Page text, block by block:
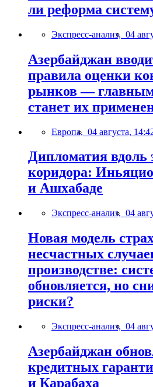
ли реформа
Экспресс-анализ, 04
Азербайджан
правила оценки
рынков —
станет их
Европа, 04 августа,
Дипломатия вдоль
коридора:
и Ашхабаде
Экспресс-анализ, 04
Новая модель
несчастных
производстве:
обновляется, но
риски?
Экспресс-анализ, 04
Азербайджан
кредитных
и Карабаха